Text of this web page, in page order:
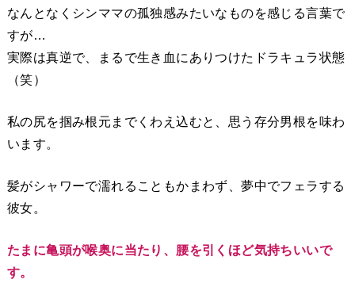
なんとなくシンママの孤独感みたいなものを感じる言葉で
すが…
実際は真逆で、まるで生き血にありつけたドラキュラ状態
（笑）
私の尻を掴み根元までくわえ込むと、思う存分男根を味わ
います。
髪がシャワーで濡れることもかまわず、夢中でフェラする
彼女。
たまに亀頭が喉奥に当たり、腰を引くほど気持ちいいで
す。